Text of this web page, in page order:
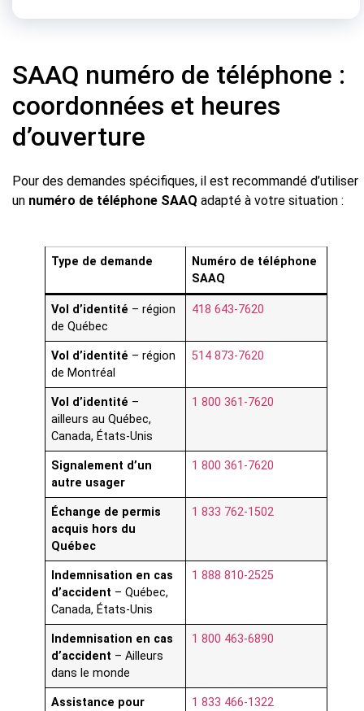
SAAQ numéro de téléphone :
coordonnées et heures
d’ouverture
Pour des demandes spécifiques, il est recommandé d’utiliser
un numéro de téléphone SAAQ adapté à votre situation :
Type de demande
Numéro de téléphone
SAAQ
Vol d’identité – région
de Québec
418 643-7620
Vol d’identité – région
de Montréal
514 873-7620
Vol d’identité –
ailleurs au Québec,
Canada, États-Unis
1 800 361-7620
Signalement d’un
autre usager
1 800 361-7620
Échange de permis
acquis hors du
Québec
1 833 762-1502
Indemnisation en cas
d’accident – Québec,
Canada, États-Unis
1 888 810-2525
Indemnisation en cas
d’accident – Ailleurs
dans le monde
1 800 463-6890
Assistance pour
1 833 466-1322